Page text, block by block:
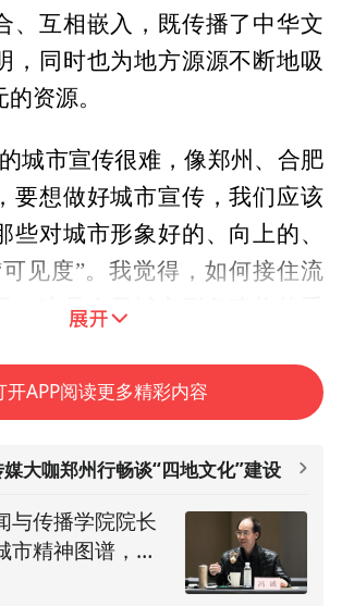
、互相嵌入，既传播了中华文
，同时也为地方源源不断地吸
资源。
城市宣传很难，像郑州、合肥
要想做好城市宣传，我们应该
些对城市形象好的、向上的、
见度”。我觉得，如何接住流
，这是今天城市形象建构的重
开始慢慢‘出圈’了。未来，希望
究与宣传，在进一步做好黄帝
的同时，更好地宣传普及黄帝
用这个“顶天”的文化符号，从
开APP阅读更多精彩内容
大咖郑州行畅谈“四地文化”建设
与传播学院院长
市精神图谱，让
肉更加鲜明
社社长杨驰原：
融合发展需要更